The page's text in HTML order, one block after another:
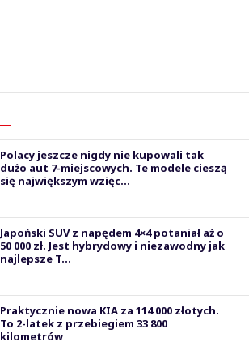
Polacy jeszcze nigdy nie kupowali tak
dużo aut 7-miejscowych. Te modele cieszą
się największym wzięc...
Japoński SUV z napędem 4×4 potaniał aż o
50 000 zł. Jest hybrydowy i niezawodny jak
najlepsze T...
Praktycznie nowa KIA za 114 000 złotych.
To 2-latek z przebiegiem 33 800
kilometrów